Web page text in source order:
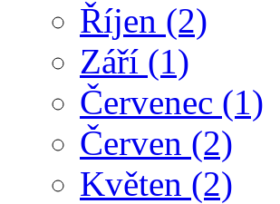
Říjen (2)
Září (1)
Červenec (1)
Červen (2)
Květen (2)